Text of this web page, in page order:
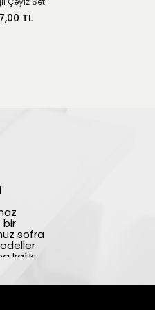
TL
bir
sofra
katkı
keyifli